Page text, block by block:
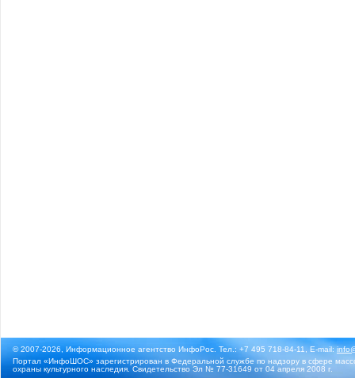
© 2007-2026, Информационное агентство ИнфоРос. Тел.: +7 495 718-84-11, E-mail:
Портал «ИнфоШОС» зарегистрирован в Федеральной службе по надзору в сфере
охраны культурного наследия. Свидетельство Эл № 77-31649 от 04 апреля 2008 г.